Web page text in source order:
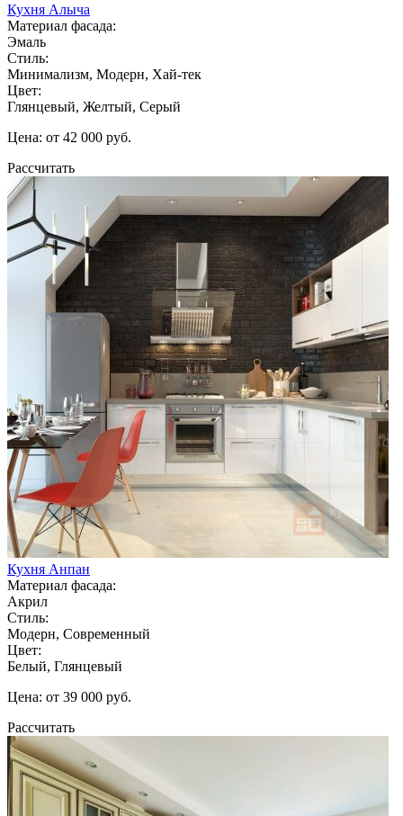
Кухня Алыча
Материал фасада:
Эмаль
Стиль:
Минимализм, Модерн, Хай-тек
Цвет:
Глянцевый, Желтый, Серый
Цена: от 42 000 руб.
Рассчитать
Кухня Анпан
Материал фасада:
Акрил
Стиль:
Модерн, Современный
Цвет:
Белый, Глянцевый
Цена: от 39 000 руб.
Рассчитать